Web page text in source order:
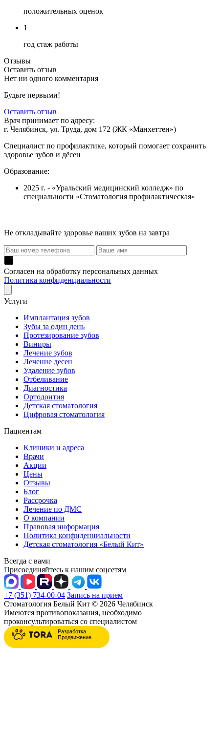
положительных оценок
1
год стаж работы
Отзывы
Оставить отзыв
Нет ни одного комментария
Будьте первыми!
Оставить отзыв
Врач принимает по адресу:
г. Челябинск, ул. Труда, дом 172 (ЖК «Манхеттен»)
Специалист по профилактике, который помогает сохранить
здоровье зубов и дёсен
Образование:
2025 г. - «Уральский медицинский колледж» по
специальности «Стоматология профилактическая»
Не откладывайте здоровье ваших зубов на завтра
Согласен на обработку персональных данных
Политика конфиденциальности
Услуги
Имплантация зубов
Зубы за один день
Протезирование зубов
Виниры
Лечение зубов
Лечение десен
Удаление зубов
Отбеливание
Диагностика
Ортодонтия
Детская стоматология
Цифровая стоматология
Пациентам
Клиники и адреса
Врачи
Акции
Цены
Отзывы
Блог
Рассрочка
Лечение по ДМС
О компании
Правовая информация
Политика конфиденциальности
Детская стоматология «Белый Кит»
Всегда с вами
Присоединяйтесь к нашим соцсетям
+7 (351) 734-00-04 Запись на прием
Стоматология Белый Кит © 2026 Челябинск
Имеются противопоказания, необходимо
проконсультироваться со специалистом
Разработка
Продвижение